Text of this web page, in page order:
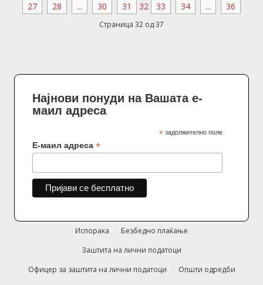
27 28 ... 30 31 32 33 34 ... 36
Страница 32 од 37
Најнови понуди на Вашата е-
маил адреса
* задолжително поле
Е-маил адреса *
Испорака
Безбедно плаќање
Заштита на лични податоци
Офицер за заштита на лични податоци
Општи одредби